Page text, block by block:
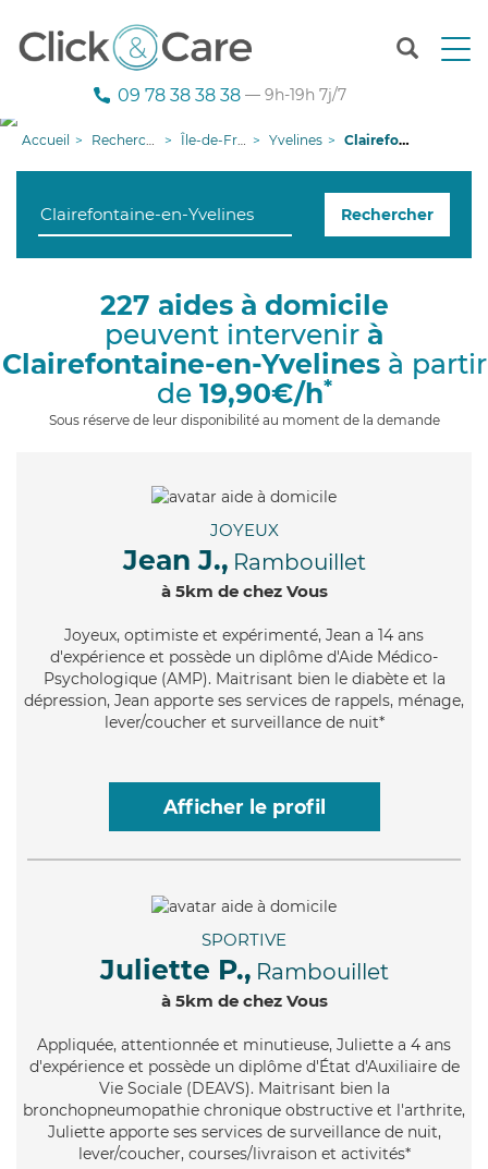
T
n
g
o
n
09 78 38 38 38 — 9h-19h 7j/7
Accueil Recherche aide à domicile Île-de-France Yvelines Clairefontaine-en-Yvelines
Rechercher
227 aides à domicile
peuvent intervenir à
Clairefontaine-en-Yvelinesà partir
de 19,90€/h*
Sous réserve de leur disponibilité au moment de la demande
JOYEUX
Jean J., Rambouillet
à 5km de chez Vous
Joyeux, optimiste et expérimenté, Jean a 14 ans
d'expérience et possède un diplôme d'Aide Médico-
Psychologique (AMP). Maitrisant bien le diabète et la
dépression, Jean apporte ses services de rappels, ménage,
lever/coucher et surveillance de nuit*
Afficher le profil
SPORTIVE
Juliette P., Rambouillet
à 5km de chez Vous
Appliquée, attentionnée et minutieuse, Juliette a 4 ans
d'expérience et possède un diplôme d'État d'Auxiliaire de
Vie Sociale (DEAVS). Maitrisant bien la
bronchopneumopathie chronique obstructive et l'arthrite,
Juliette apporte ses services de surveillance de nuit,
lever/coucher, courses/livraison et activités*